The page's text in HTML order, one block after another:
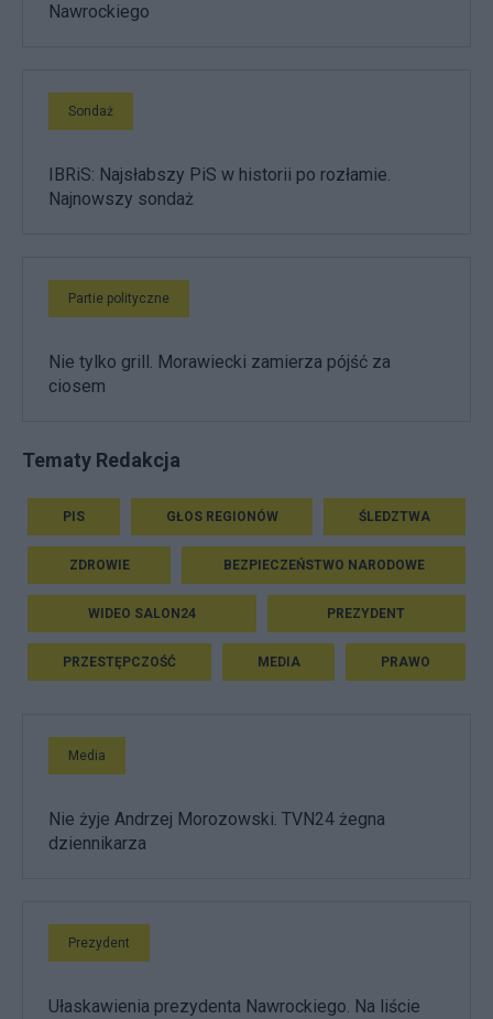
Nawrockiego
Sondaż
IBRiS: Najsłabszy PiS w historii po rozłamie.
Najnowszy sondaż
Partie polityczne
Nie tylko grill. Morawiecki zamierza pójść za
ciosem
Tematy Redakcja
PIS GŁOS REGIONÓW ŚLEDZTWA
ZDROWIE BEZPIECZEŃSTWO NARODOWE
WIDEO SALON24 PREZYDENT
PRZESTĘPCZOŚĆ MEDIA PRAWO
Media
Nie żyje Andrzej Morozowski. TVN24 żegna
dziennikarza
Prezydent
Ułaskawienia prezydenta Nawrockiego. Na liście